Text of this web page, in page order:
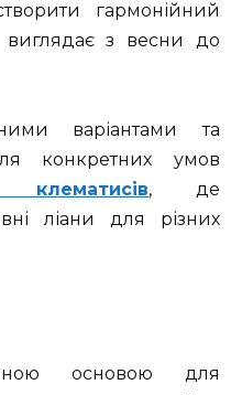
гармонійний
з весни до
варіантами та
конкретних умов
клематисів, де
ліани для різних
основою для